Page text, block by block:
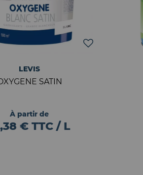
LEVIS
SATIN
À partir de
€ TTC / L